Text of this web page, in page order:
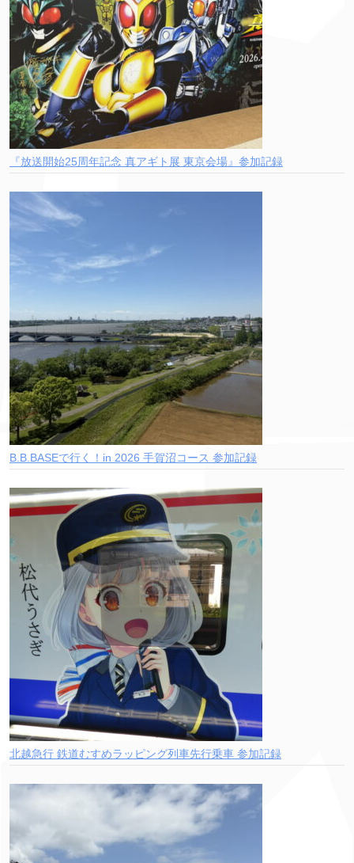
『放送開始25周年記念 真アギト展 東京会場』参加記録
B.B.BASEで行く！in 2026 手賀沼コース 参加記録
北越急行 鉄道むすめラッピング列車先行乗車 参加記録